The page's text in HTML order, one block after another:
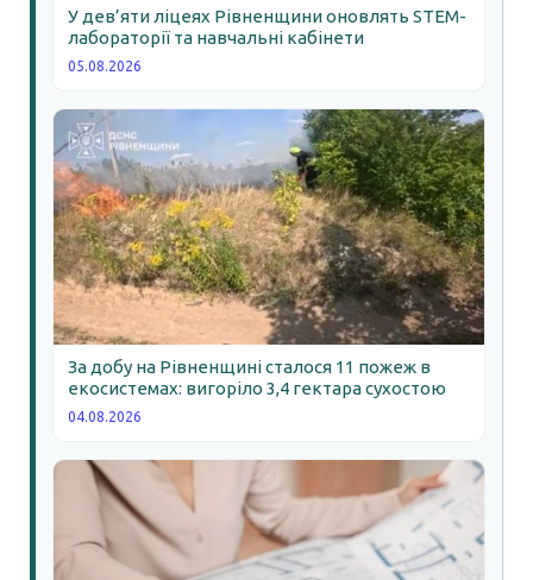
У дев’яти ліцеях Рівненщини оновлять STEM-
лабораторії та навчальні кабінети
05.08.2026
За добу на Рівненщині сталося 11 пожеж в
екосистемах: вигоріло 3,4 гектара сухостою
04.08.2026